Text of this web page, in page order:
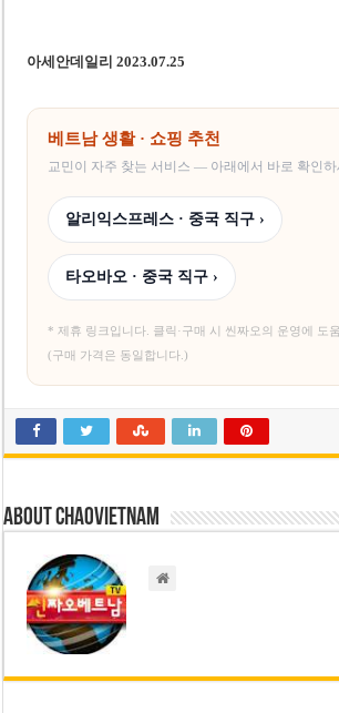
아세안데일리 2023.07.25
베트남 생활 · 쇼핑 추천
교민이 자주 찾는 서비스 — 아래에서 바로 확인하
알리익스프레스 · 중국 직구 ›
타오바오 · 중국 직구 ›
* 제휴 링크입니다. 클릭·구매 시 씬짜오의 운영에 도
(구매 가격은 동일합니다.)
About chaovietnam